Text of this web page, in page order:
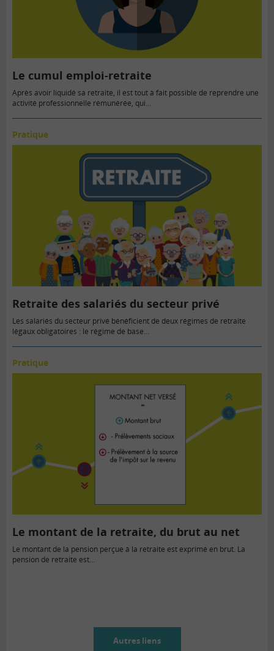
Le cumul emploi-retraite
Après avoir liquidé sa retraite, il est tout à fait possible de reprendre une
activité professionnelle rémunérée, qui…
Pratique
Retraite des salariés du secteur privé
Les salariés du secteur privé bénéficient de deux régimes de retraite
légaux obligatoires : le régime de base…
Pratique
Le montant de la retraite, du brut au net
Le montant de la pension perçue à la retraite est exprimé en brut. La
pension de retraite est…
Autres liens